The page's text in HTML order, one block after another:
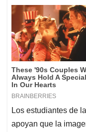
Los estudiantes de
apoyan que la